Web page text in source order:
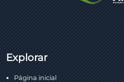
Explorar
Página inicial